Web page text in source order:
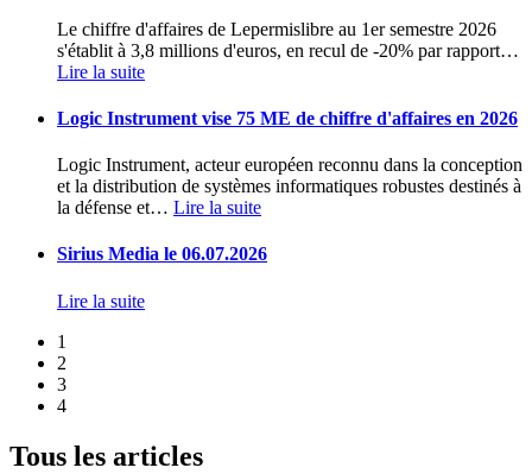
Le chiffre d'affaires de Lepermislibre au 1er semestre 2026
s'établit à 3,8 millions d'euros, en recul de -20% par rapport…
Lire la suite
Logic Instrument vise 75 ME de chiffre d'affaires en 2026
Logic Instrument, acteur européen reconnu dans la conception
et la distribution de systèmes informatiques robustes destinés à
la défense et… Lire la suite
Sirius Media le 06.07.2026
Lire la suite
1
2
3
4
Tous les articles